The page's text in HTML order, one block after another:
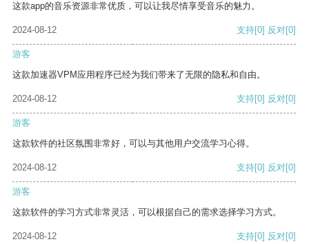
这款app的音乐资源非常优质，可以让我尽情享受音乐的魅力。
2024-08-12 支持[0] 反对[0]
游客
这款加速器VPM应用程序已经为我们带来了无限的隐私和自由。
2024-08-12 支持[0] 反对[0]
游客
这款软件的社区氛围非常好，可以与其他用户交流学习心得。
2024-08-12 支持[0] 反对[0]
游客
这款软件的学习方式非常灵活，可以根据自己的需求选择学习方式。
2024-08-12 支持[0] 反对[0]